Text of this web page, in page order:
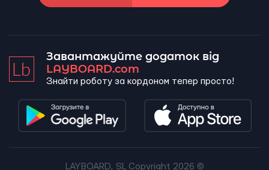
Завантажуйте додаток від
LAYBOARD.com
Знайти роботу за кордоном тепер просто!
LAYBOARD, SL Copyright 2026 ©